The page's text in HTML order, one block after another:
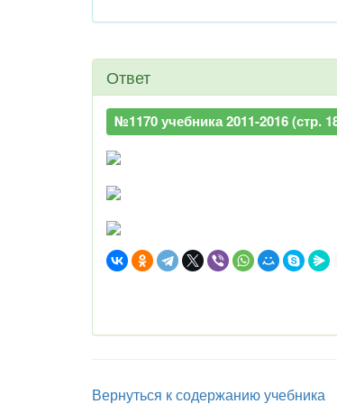
Ответ
№1170 учебника 2011-2016 (стр.
Вернуться к содержанию учебника